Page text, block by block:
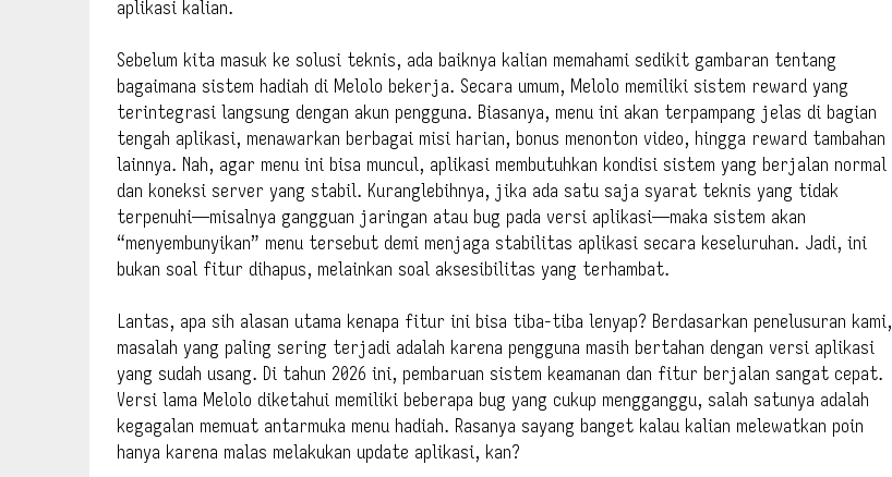
aplikasi kalian.
Sebelum kita masuk ke solusi teknis, ada baiknya kalian memahami sedikit gambaran tentang
bagaimana sistem hadiah di Melolo bekerja. Secara umum, Melolo memiliki sistem reward yang
terintegrasi langsung dengan akun pengguna. Biasanya, menu ini akan terpampang jelas di bagian
tengah aplikasi, menawarkan berbagai misi harian, bonus menonton video, hingga reward tambahan
lainnya. Nah, agar menu ini bisa muncul, aplikasi membutuhkan kondisi sistem yang berjalan normal
dan koneksi server yang stabil. Kuranglebihnya, jika ada satu saja syarat teknis yang tidak
terpenuhi—misalnya gangguan jaringan atau bug pada versi aplikasi—maka sistem akan
“menyembunyikan” menu tersebut demi menjaga stabilitas aplikasi secara keseluruhan. Jadi, ini
bukan soal fitur dihapus, melainkan soal aksesibilitas yang terhambat.
Lantas, apa sih alasan utama kenapa fitur ini bisa tiba-tiba lenyap? Berdasarkan penelusuran kami,
masalah yang paling sering terjadi adalah karena pengguna masih bertahan dengan versi aplikasi
yang sudah usang. Di tahun 2026 ini, pembaruan sistem keamanan dan fitur berjalan sangat cepat.
Versi lama Melolo diketahui memiliki beberapa bug yang cukup mengganggu, salah satunya adalah
kegagalan memuat antarmuka menu hadiah. Rasanya sayang banget kalau kalian melewatkan poin
hanya karena malas melakukan update aplikasi, kan?